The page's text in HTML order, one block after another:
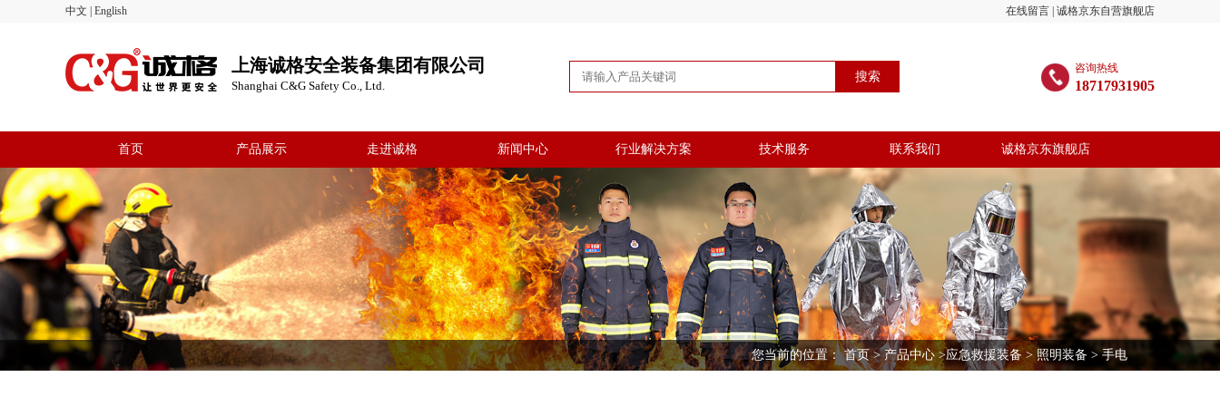
中文 English 在线留言 诚格京东自营旗舰店
上海诚格安全装备集团有限公司
Shanghai C&G Safety Co., Ltd.
搜索
咨询热线
18717931905
首页 产品展示 走进诚格 新闻中心 行业解决方案 技术服务 联系我们 诚格京东旗舰店
您当前的位置：首页>产品中心>应急救援装备 > 照明装备 > 手电